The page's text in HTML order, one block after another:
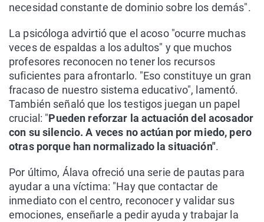
necesidad constante de dominio sobre los demás".
La psicóloga advirtió que el acoso "ocurre muchas
veces de espaldas a los adultos" y que muchos
profesores reconocen no tener los recursos
suficientes para afrontarlo. "Eso constituye un gran
fracaso de nuestro sistema educativo", lamentó.
También señaló que los testigos juegan un papel
crucial: "Pueden reforzar la actuación del acosador
con su silencio. A veces no actúan por miedo, pero
otras porque han normalizado la situación".
Por último, Álava ofreció una serie de pautas para
ayudar a una víctima: "Hay que contactar de
inmediato con el centro, reconocer y validar sus
emociones, enseñarle a pedir ayuda y trabajar la